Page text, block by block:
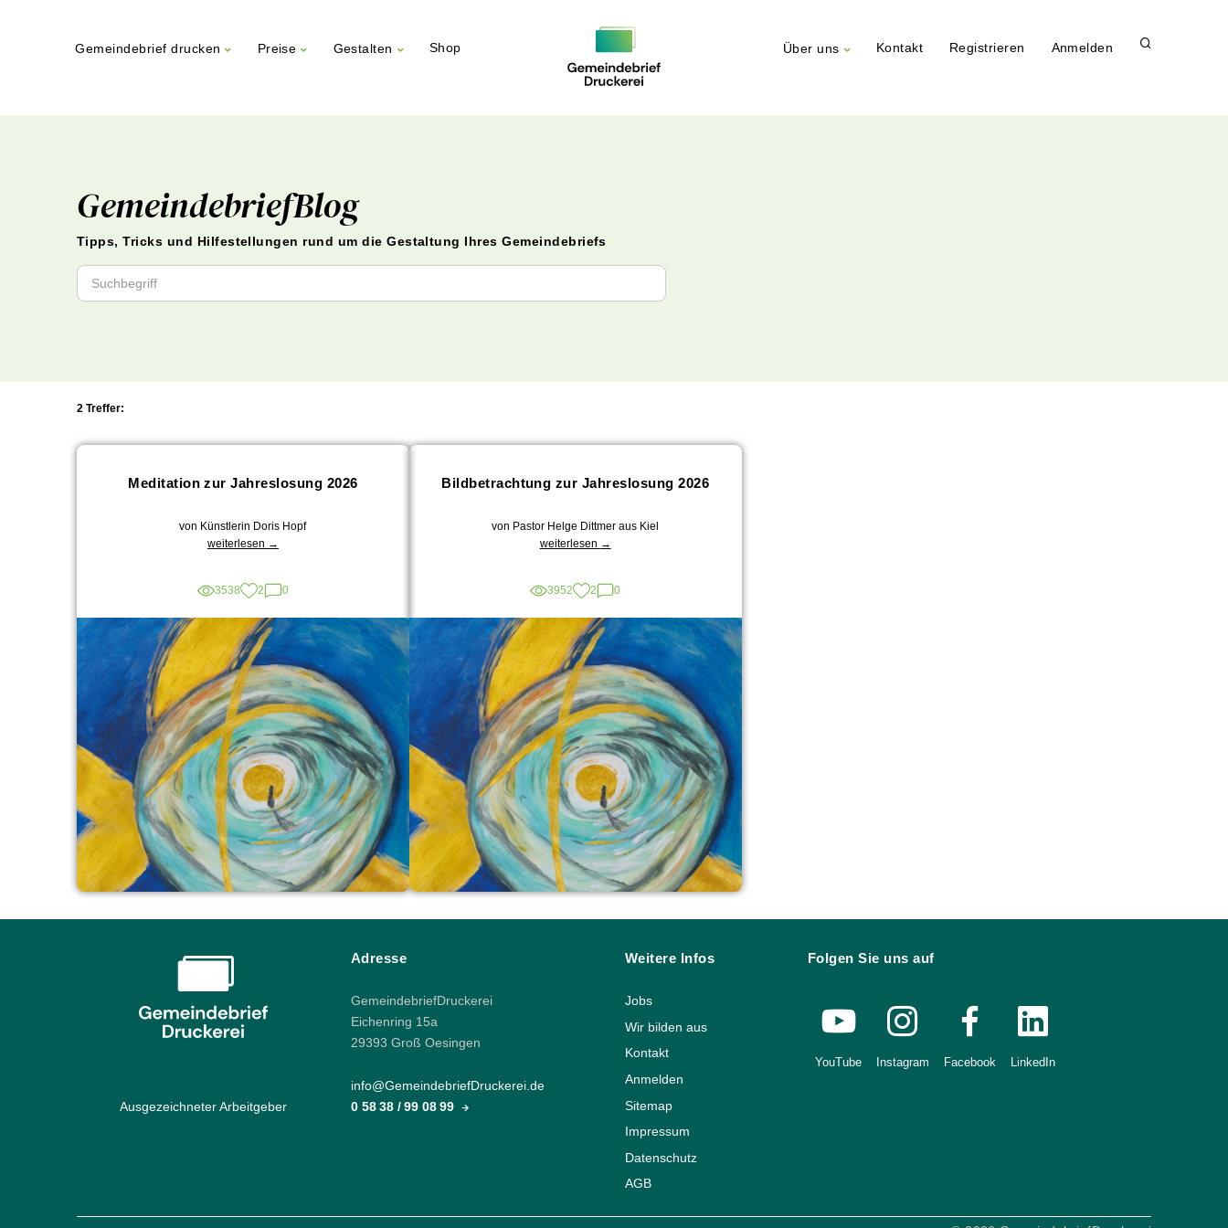
Gemeindebrief drucken Preise Gestalten Shop Über uns Kontakt Registrieren Anmelden
GemeindebriefBlog
Tipps, Tricks und Hilfestellungen rund um die Gestaltung Ihres Gemeindebriefs
2 Treffer:
Meditation zur Jahreslosung 2026
von Künstlerin Doris Hopf
weiterlesen „Meditation
2026“
→
3538 2 0
Bildbetrachtung zur Jahreslosung 2026
von Pastor Helge Dittmer aus Kiel
weiterlesen „Bildbetrachtung
2026“
→
3952 2 0
Ausgezeichneter Arbeitgeber
Adresse
GemeindebriefDruckerei
Eichenring 15a
29393 Groß Oesingen
info@GemeindebriefDruckerei.de
0 58 38 / 99 08 99
Weitere Infos
Jobs
Wir bilden aus
Kontakt
Anmelden
Sitemap
Impressum
Datenschutz
AGB
Folgen Sie uns auf
YouTube Instagram Facebook LinkedIn